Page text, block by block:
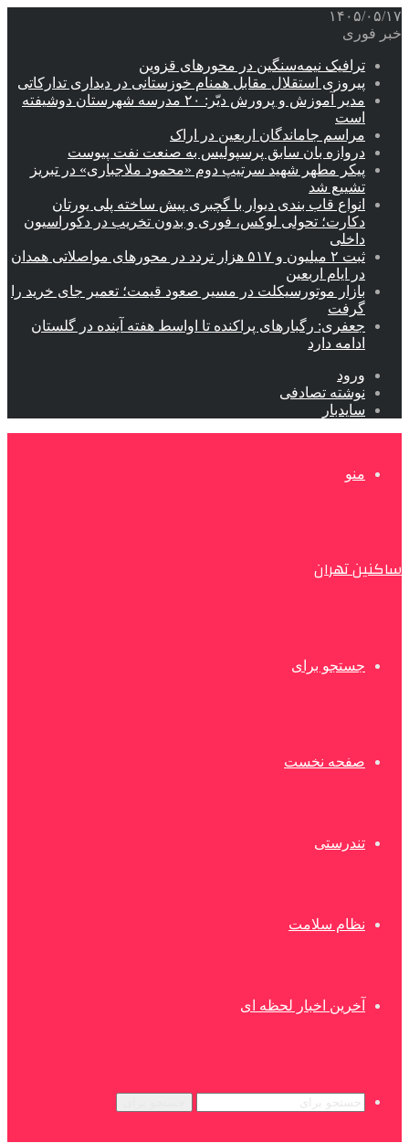
۱۴۰۵/۰۵/۱۷
خبر فوری
ترافیک نیمه‌سنگین در محورهای قزوین
پیروزی استقلال مقابل همنام خوزستانی در دیداری تدارکاتی
مدیر آموزش و پرورش دیّر: ۲۰ مدرسه شهرستان دوشیفته
است
مراسم جاماندگان اربعین در اراک
دروازه بان سابق پرسپولیس به صنعت نفت پیوست
پیکر مطهر شهید سرتیپ دوم «محمود ملاجباری» در تبریز
تشییع شد
انواع قاب بندی دیوار با گچبری پیش ساخته پلی یورتان
دکارت؛ تحولی لوکس، فوری و بدون تخریب در دکوراسیون
داخلی
ثبت ۲ میلیون و ۵۱۷ هزار تردد در محورهای مواصلاتی همدان
در ایام اربعین
بازار موتورسیکلت در مسیر صعود قیمت؛ تعمیر جای خرید را
گرفت
جعفری: رگبارهای پراکنده تا اواسط هفته آینده در گلستان
ادامه دارد
ورود
نوشته تصادفی
سایدبار
منو
ساکنین تهران
جستجو برای
صفحه نخست
تندرستی
نظام سلامت
آخرین اخبار لحظه ای